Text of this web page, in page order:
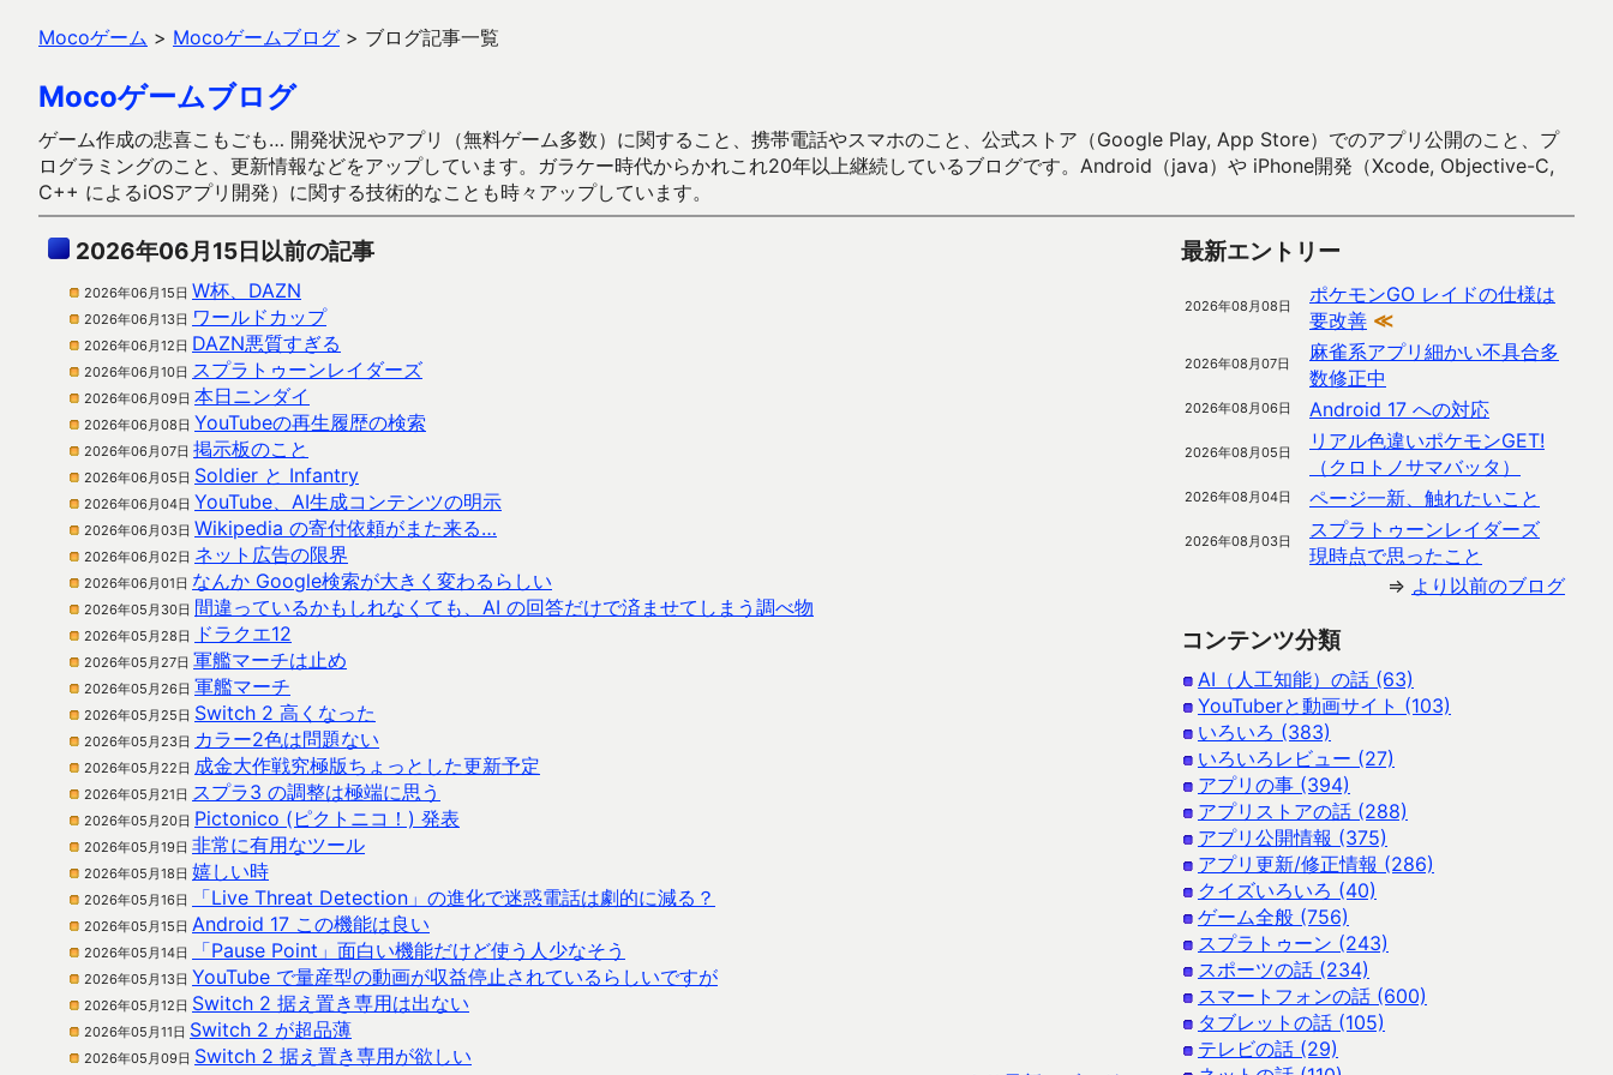
Mocoゲーム > Mocoゲームブログ > ブログ記事一覧
Mocoゲームブログ
ゲーム作成の悲喜こもごも… 開発状況やアプリ（無料ゲーム多数）に関すること、携帯電話やスマホのこと、公式ストア（Google Play, App Store）でのアプリ公開のこと、プ
ログラミングのこと、更新情報などをアップしています。ガラケー時代からかれこれ20年以上継続しているブログです。Android（java）や iPhone開発（Xcode, Objective-C,
C++ によるiOSアプリ開発）に関する技術的なことも時々アップしています。
2026年06月15日以前の記事
2026年06月15日 W杯、DAZN
2026年06月13日 ワールドカップ
2026年06月12日 DAZN悪質すぎる
2026年06月10日 スプラトゥーンレイダーズ
2026年06月09日 本日ニンダイ
2026年06月08日 YouTubeの再生履歴の検索
2026年06月07日 掲示板のこと
2026年06月05日 Soldier と Infantry
2026年06月04日 YouTube、AI生成コンテンツの明示
2026年06月03日 Wikipedia の寄付依頼がまた来る…
2026年06月02日 ネット広告の限界
2026年06月01日 なんか Google検索が大きく変わるらしい
2026年05月30日 間違っているかもしれなくても、AI の回答だけで済ませてしまう調べ物
2026年05月28日 ドラクエ12
2026年05月27日 軍艦マーチは止め
2026年05月26日 軍艦マーチ
2026年05月25日 Switch 2 高くなった
2026年05月23日 カラー2色は問題ない
2026年05月22日 成金大作戦究極版ちょっとした更新予定
2026年05月21日 スプラ3 の調整は極端に思う
2026年05月20日 Pictonico (ピクトニコ！) 発表
2026年05月19日 非常に有用なツール
2026年05月18日 嬉しい時
2026年05月16日 「Live Threat Detection」の進化で迷惑電話は劇的に減る？
2026年05月15日 Android 17 この機能は良い
2026年05月14日 「Pause Point」面白い機能だけど使う人少なそう
2026年05月13日 YouTube で量産型の動画が収益停止されているらしいですが
2026年05月12日 Switch 2 据え置き専用は出ない
2026年05月11日 Switch 2 が超品薄
2026年05月09日 Switch 2 据え置き専用が欲しい
最新エントリー
2026年08月08日
ポケモンGO レイドの仕様は
要改善 ≪
2026年08月07日
麻雀系アプリ細かい不具合多
数修正中
2026年08月06日 Android 17 への対応
2026年08月05日
リアル色違いポケモンGET!
（クロトノサマバッタ）
2026年08月04日 ページ一新、触れたいこと
2026年08月03日
スプラトゥーンレイダーズ
現時点で思ったこと
⇒ より以前のブログ
コンテンツ分類
AI（人工知能）の話 (63)
YouTuberと動画サイト (103)
いろいろ (383)
いろいろレビュー (27)
アプリの事 (394)
アプリストアの話 (288)
アプリ公開情報 (375)
アプリ更新/修正情報 (286)
クイズいろいろ (40)
ゲーム全般 (756)
スプラトゥーン (243)
スポーツの話 (234)
スマートフォンの話 (600)
タブレットの話 (105)
テレビの話 (29)